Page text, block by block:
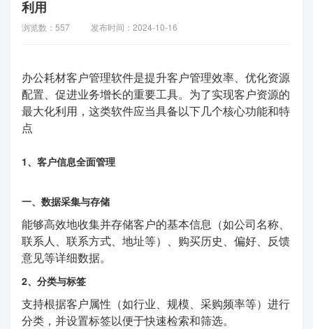
利用
浏览数：557 发布时间：2024-10-16
办公耗材客户管理软件是提升客户管理效率、优化资源
配置、促进业务增长的重要工具。为了实现客户资源的
最大化利用，这类软件应当具备以下几个核心功能和特
点
1、客户信息全面管理
一、数据采集与存储
能够高效地收集并存储客户的基本信息（如公司名称、
联系人、联系方式、地址等）、购买历史、偏好、反馈
意见等详细数据。
2、分类与标签
支持根据客户属性（如行业、规模、采购频率等）进行
分类，并设置标签以便于快速检索和筛选。